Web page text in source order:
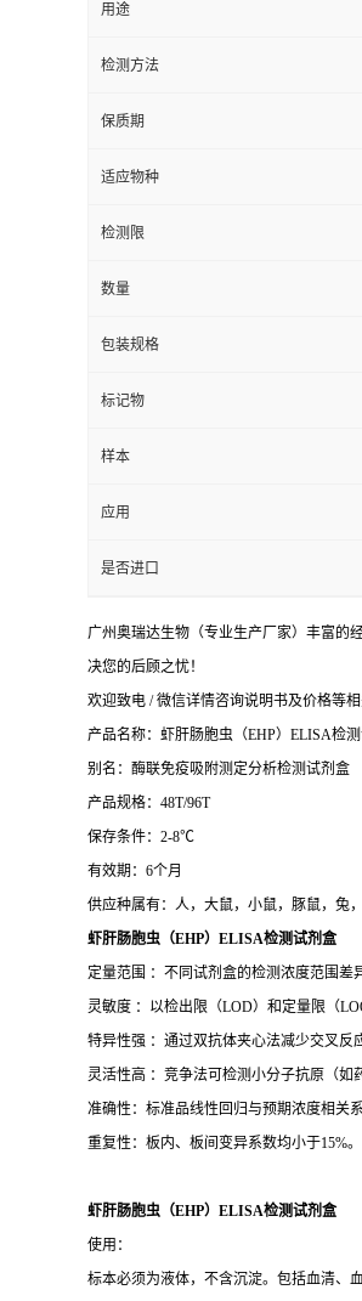
用途
检测方法
保质期
适应物种
检测限
数量
包装规格
标记物
样本
应用
是否进口
广州奥瑞达生物（专业生产厂家）丰富的
决您的后顾之忧！
欢迎致电 / 微信详情咨询说明书及价格等相
产品名称：虾肝肠胞虫（EHP）ELISA检
别名：酶联免疫吸附测定分析检测试剂盒
产品规格：48T/96T
保存条件：2-8℃
有效期：6个月
供应种属有：人，大鼠，小鼠，豚鼠，兔
虾肝肠胞虫（EHP）ELISA检测试剂盒
定量范围 ：不同试剂盒的检测浓度范围差
灵敏度 ：以检出限（LOD）和定量限（
特异性强 ：通过双抗体夹心法减少交叉反
灵活性高 ：竞争法可检测小分子抗原（如
准确性：标准品线性回归与预期浓度相关
重复性：板内、板间变异系数均小于15%。
虾肝肠胞虫（EHP）ELISA检测试剂盒
使用：
标本必须为液体，不含沉淀。包括血清、